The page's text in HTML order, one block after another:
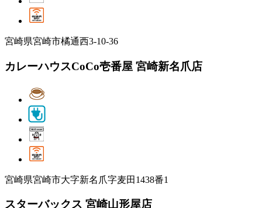
宮崎県宮崎市橘通西3-10-36
カレーハウスCoCo壱番屋 宮崎新名爪店
宮崎県宮崎市大字新名爪字麦田1438番1
スターバックス 宮崎山形屋店